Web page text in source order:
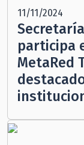
11/11/2024
participa
MetaRed